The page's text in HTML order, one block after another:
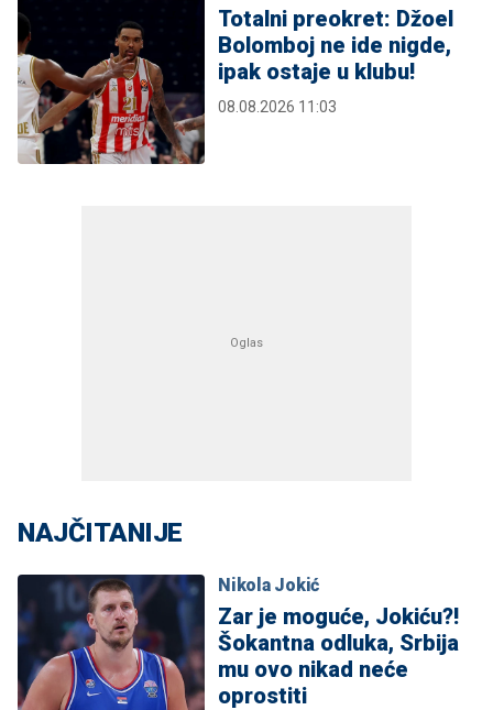
Totalni preokret: Džoel
Bolomboj ne ide nigde,
ipak ostaje u klubu!
08.08.2026 11:03
NAJČITANIJE
Nikola Jokić
Zar je moguće, Jokiću?!
Šokantna odluka, Srbija
mu ovo nikad neće
oprostiti